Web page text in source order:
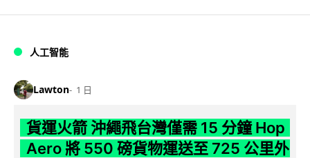
人工智能
Lawton 1 日
貨運火箭 沖繩飛台灣僅需 15 分鐘 Hop
Aero 將 550 磅貨物運送至 725 公里外